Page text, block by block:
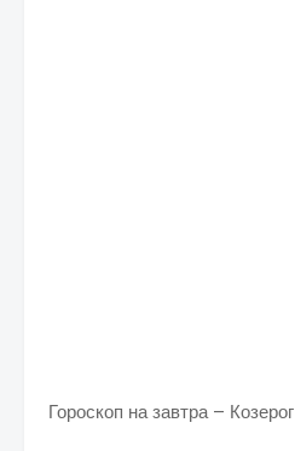
Гороскоп на завтра – Козерог